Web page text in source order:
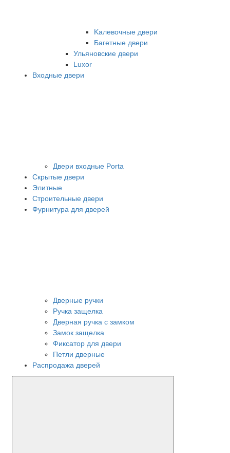
Kалевочные двери
Багетные двери
Ульяновские двери
Luxor
Входные двери
Двери входные Porta
Скрытые двери
Элитные
Строительные двери
Фурнитура для дверей
Дверные ручки
Ручка защелка
Дверная ручка с замком
Замок защелка
Фиксатор для двери
Петли дверные
Распродажа дверей